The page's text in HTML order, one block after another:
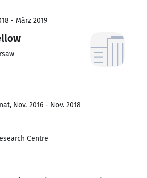
- März 2019
Nov. 2016 - Nov. 2018
Centre